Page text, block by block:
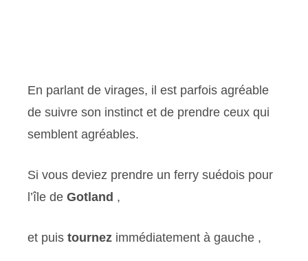
En parlant de virages, il est parfois agréable
de suivre son instinct et de prendre ceux qui
semblent agréables.
Si vous deviez prendre un ferry suédois pour
l’île de Gotland ,
et puis tournez immédiatement à gauche ,